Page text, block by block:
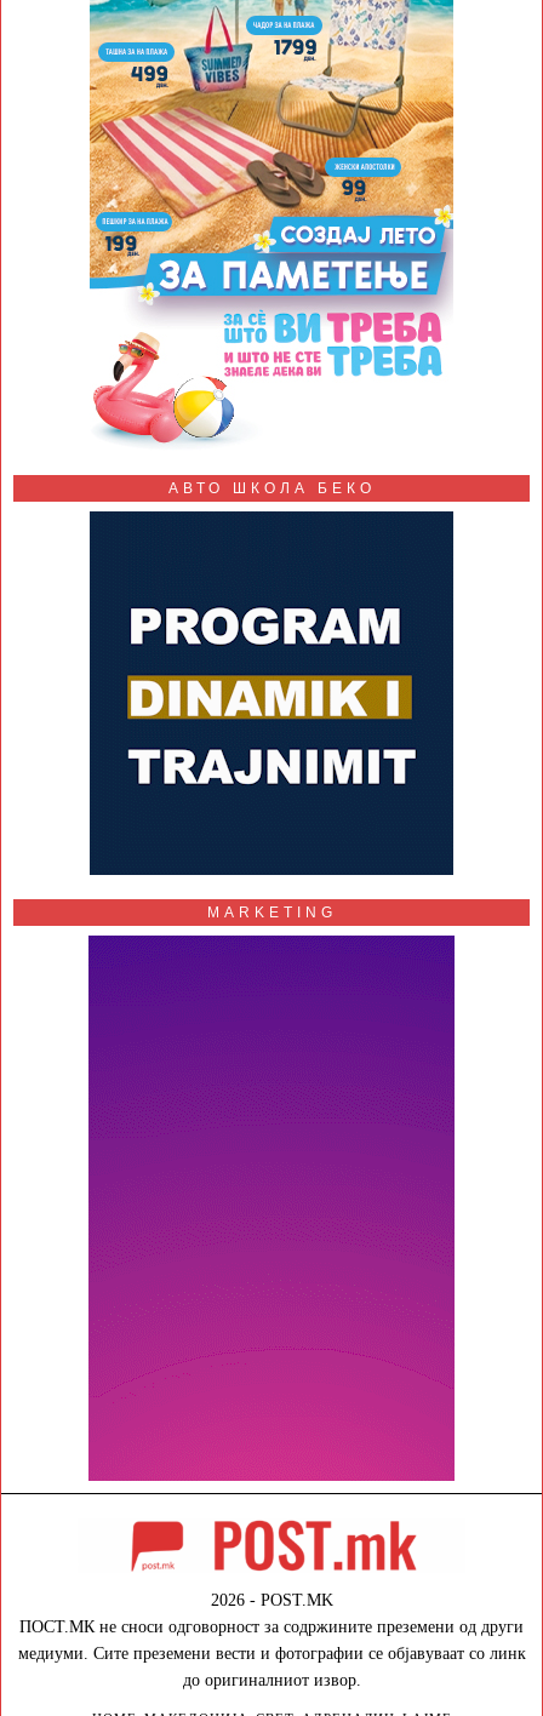
АВТО ШКОЛА БЕКО
MARKETING
2026 - POST.MK
ПОСТ.МК не сноси одговорност за содржините преземени од други
медиуми. Сите преземени вести и фотографии се објавуваат со линк
до оригиналниот извор.